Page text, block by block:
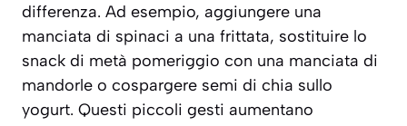
differenza. Ad esempio, aggiungere una
manciata di spinaci a una frittata, sostituire lo
snack di metà pomeriggio con una manciata di
mandorle o cospargere semi di chia sullo
yogurt. Questi piccoli gesti aumentano